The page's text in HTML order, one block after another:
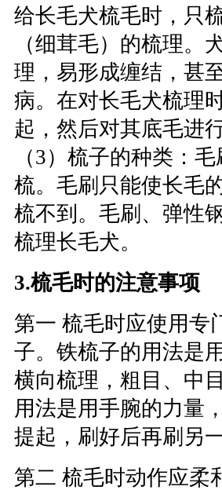
给长毛犬梳毛时，只
（细茸毛）的梳理。
理，易形成缠结，甚
病。在对长毛犬梳理
起，然后对其底毛进
（3）梳子的种类：
梳。毛刷只能使长毛
梳不到。毛刷、弹性
梳理长毛犬。
3.梳毛时的注意事项
第一 梳毛时应使用专
子。铁梳子的用法是
横向梳理，粗目、中
用法是用手腕的力量
提起，刷好后再刷另
第二 梳毛时动作应柔